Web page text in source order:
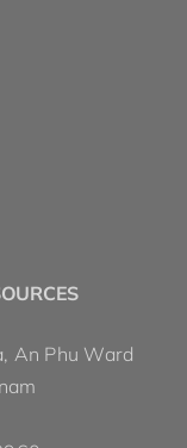
An Phu Ward